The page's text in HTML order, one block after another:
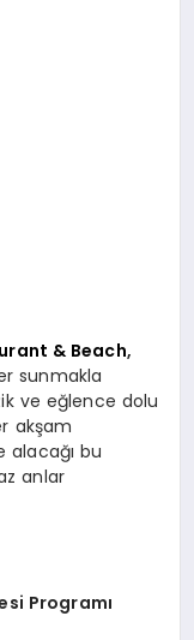
& Beach,
sunmakla
ve eğlence dolu
akşam
alacağı bu
anlar
Programı